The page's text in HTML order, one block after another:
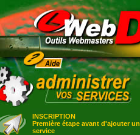
INSCRIPTION
Première étape avant d'ajouter un
service